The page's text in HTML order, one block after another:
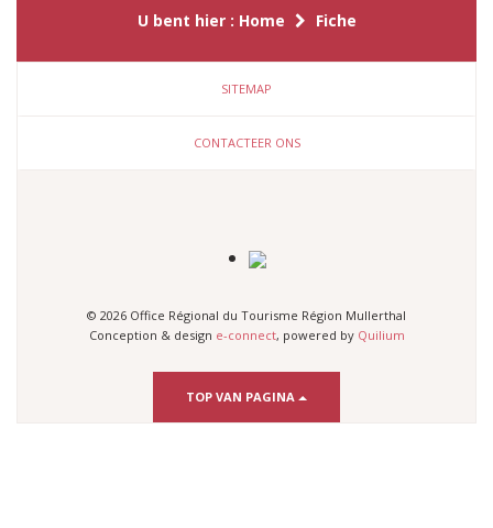
U bent hier : Home Fiche
SITEMAP
CONTACTEER ONS
© 2026 Office Régional du Tourisme Région Mullerthal
Conception & design e-connect, powered by Quilium
TOP VAN PAGINA